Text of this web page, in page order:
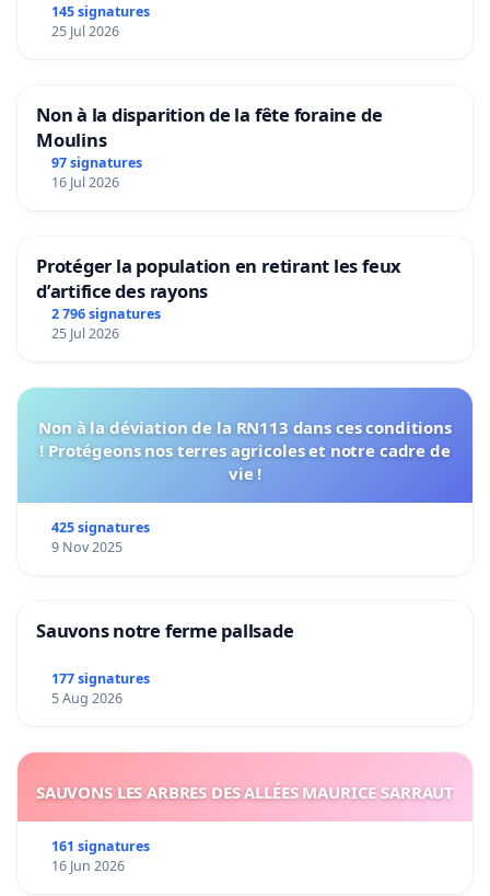
145 signatures
25 Jul 2026
Non à la disparition de la fête foraine de
Moulins
97 signatures
16 Jul 2026
Protéger la population en retirant les feux
d’artifice des rayons
2 796 signatures
25 Jul 2026
Non à la déviation de la RN113 dans ces conditions
! Protégeons nos terres agricoles et notre cadre de
vie !
425 signatures
9 Nov 2025
Sauvons notre ferme pallsade
177 signatures
5 Aug 2026
SAUVONS LES ARBRES DES ALLÉES MAURICE SARRAUT
161 signatures
16 Jun 2026